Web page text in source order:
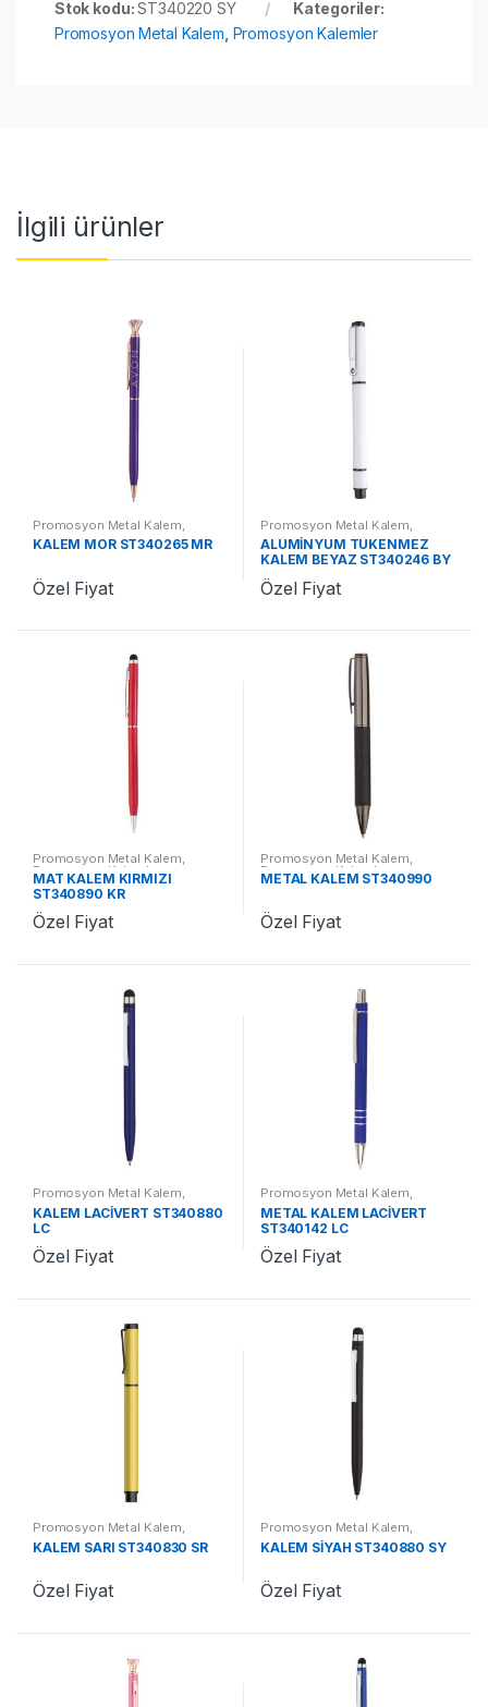
Stok kodu:ST340220 SY
Kategoriler:
Promosyon Metal Kalem Promosyon Kalemler
İlgili ürünler
Promosyon Metal Kalem
Promosyon Kalemler
KALEM MOR ST340265 MR
Özel Fiyat
Promosyon Metal Kalem
Promosyon Kalemler
ALÜMİNYUM TÜKENMEZ
KALEM BEYAZ ST340246 BY
Özel Fiyat
Promosyon Metal Kalem,
Promosyon Kalemler
MAT KALEM KIRMIZI
ST340890 KR
Özel Fiyat
Promosyon Metal Kalem,
Promosyon Kalemler
METAL KALEM ST340990
Özel Fiyat
Promosyon Metal Kalem,
Promosyon Kalemler
KALEM LACİVERT ST340880
LC
Özel Fiyat
Promosyon Metal Kalem,
Promosyon Kalemler
METAL KALEM LACİVERT
ST340142 LC
Özel Fiyat
Promosyon Metal Kalem,
Promosyon Kalemler
KALEM SARI ST340830 SR
Özel Fiyat
Promosyon Metal Kalem,
Promosyon Kalemler
KALEM SİYAH ST340880 SY
Özel Fiyat